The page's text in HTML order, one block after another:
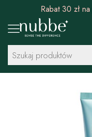
Rabat 30 zł
Wyszukiwarka
produktów